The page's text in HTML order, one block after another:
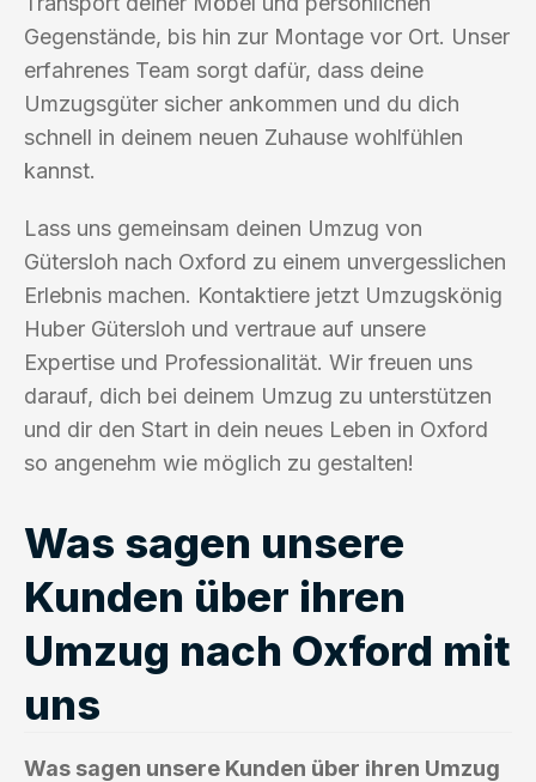
Gegenstände, bis hin zur Montage vor Ort. Unser
erfahrenes Team sorgt dafür, dass deine
Umzugsgüter sicher ankommen und du dich
schnell in deinem neuen Zuhause wohlfühlen
kannst.
Lass uns gemeinsam deinen Umzug von
Gütersloh nach Oxford zu einem unvergesslichen
Erlebnis machen. Kontaktiere jetzt Umzugskönig
Huber Gütersloh und vertraue auf unsere
Expertise und Professionalität. Wir freuen uns
darauf, dich bei deinem Umzug zu unterstützen
und dir den Start in dein neues Leben in Oxford
so angenehm wie möglich zu gestalten!
Was sagen unsere
Kunden über ihren
Umzug nach Oxford mit
uns
Was sagen unsere Kunden über ihren Umzug